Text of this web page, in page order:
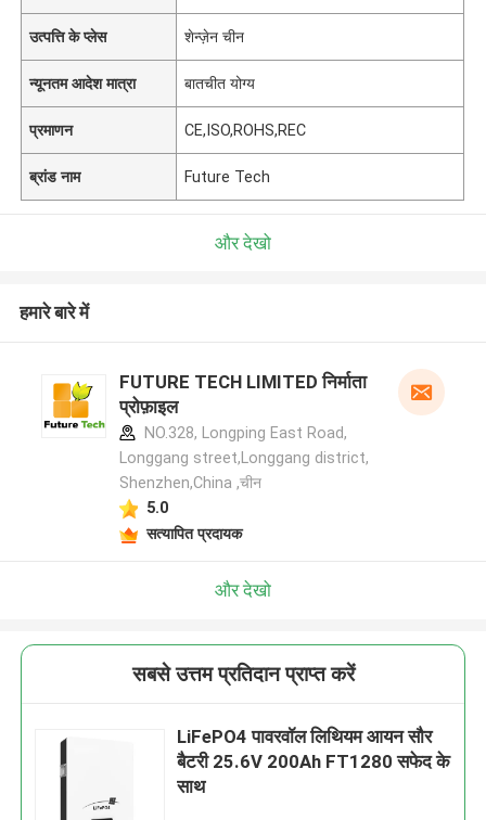
उत्पत्ति के प्लेस शेन्ज़ेन चीन
न्यूनतम आदेश मात्रा बातचीत योग्य
प्रमाणन CE,ISO,ROHS,REC
ब्रांड नाम Future Tech
और देखो
हमारे बारे में
FUTURE TECH LIMITED निर्माता
प्रोफ़ाइल
NO.328, Longping East Road,
Longgang street,Longgang district,
Shenzhen,China ,चीन
5.0
सत्यापित प्रदायक
और देखो
सबसे उत्तम प्रतिदान प्राप्त करें
LiFePO4 पावरवॉल लिथियम आयन सौर
बैटरी 25.6V 200Ah FT1280 सफेद के
साथ